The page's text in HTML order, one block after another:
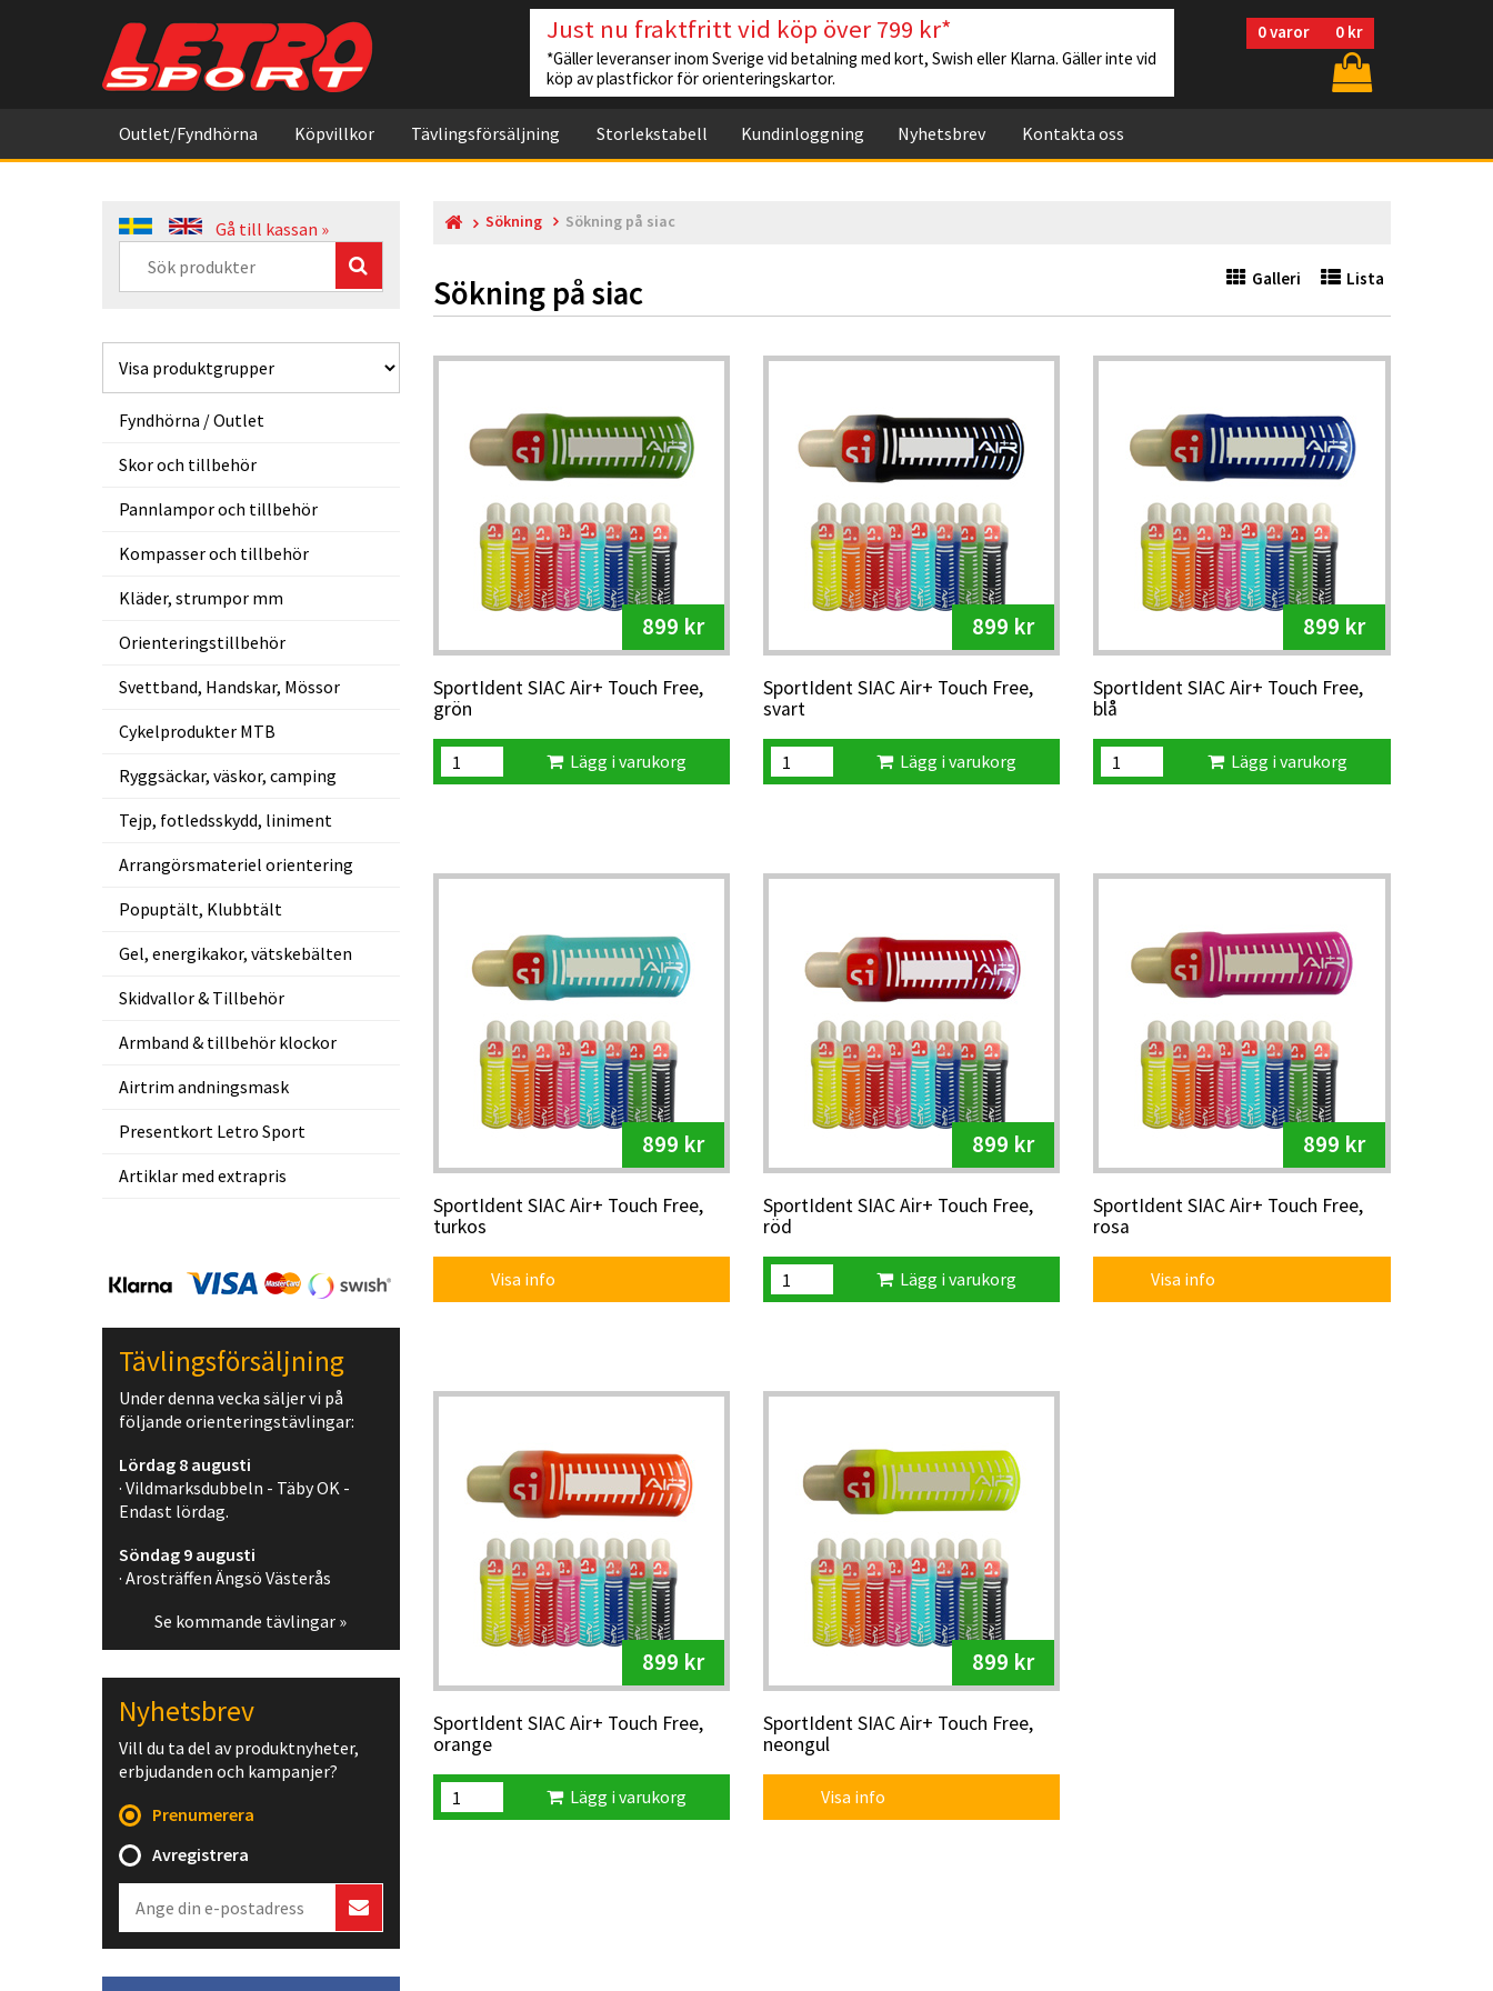
0varor 0 kr
Just nu fraktfritt vid köp över 799 kr*
*Gäller leveranser inom Sverige vid betalning med kort, Swish eller Klarna. Gäller inte vid
köp av plastfickor för orienteringskartor.
Outlet/Fyndhörna Köpvillkor Tävlingsförsäljning Storlekstabell Kundinloggning Nyhetsbrev Kontakta oss
Gå till kassan »
Fyndhörna / Outlet
Skor och tillbehör
Pannlampor och tillbehör
Kompasser och tillbehör
Kläder, strumpor mm
Orienteringstillbehör
Svettband, Handskar, Mössor
Cykelprodukter MTB
Ryggsäckar, väskor, camping
Tejp, fotledsskydd, liniment
Arrangörsmateriel orientering
Popuptält, Klubbtält
Gel, energikakor, vätskebälten
Skidvallor & Tillbehör
Armband & tillbehör klockor
Airtrim andningsmask
Presentkort Letro Sport
Artiklar med extrapris
Sökning Sökning på siac
Sökning på siac Galleri Lista
899 kr
SportIdent SIAC Air+ Touch Free,
grön
Lägg i varukorg
899 kr
SportIdent SIAC Air+ Touch Free,
svart
Lägg i varukorg
899 kr
SportIdent SIAC Air+ Touch Free,
blå
Lägg i varukorg
899 kr
SportIdent SIAC Air+ Touch Free,
turkos
Visa info
899 kr
SportIdent SIAC Air+ Touch Free,
röd
Lägg i varukorg
899 kr
SportIdent SIAC Air+ Touch Free,
rosa
Visa info
899 kr
SportIdent SIAC Air+ Touch Free,
orange
Lägg i varukorg
899 kr
SportIdent SIAC Air+ Touch Free,
neongul
Visa info
Tävlingsförsäljning
Under denna vecka säljer vi på
följande orienteringstävlingar:
Lördag 8 augusti
· Vildmarksdubbeln - Täby OK -
Endast lördag.
Söndag 9 augusti
· Arosträffen Ängsö Västerås
Se kommande tävlingar »
Nyhetsbrev
Vill du ta del av produktnyheter,
erbjudanden och kampanjer?
Prenumerera
Avregistrera